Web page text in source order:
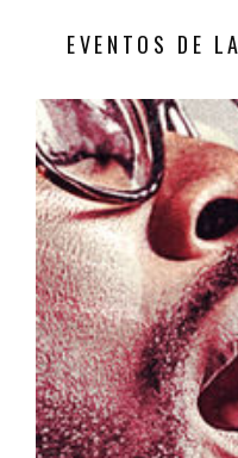
EVENTOS DE